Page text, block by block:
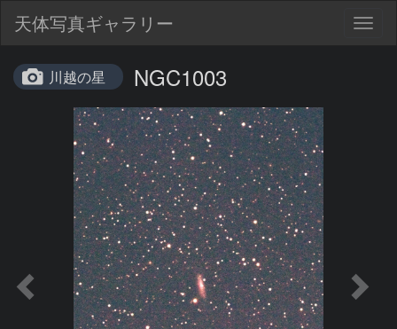
天体写真ギャラリー
川越の星 NGC1003